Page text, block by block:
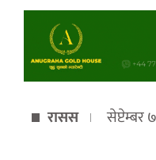
रासस सेप्टेम्बर